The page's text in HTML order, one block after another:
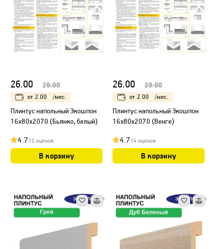
26.00 29.00
от 2.00 /мес.
Плинтус напольный Экошпон
16х80х2070 (Бьянко, белый)
4.712 оценок
В корзину
26.00 29.00
от 2.00 /мес.
Плинтус напольный Экошпон
16х80х2070 (Венге)
4.714 оценок
В корзину